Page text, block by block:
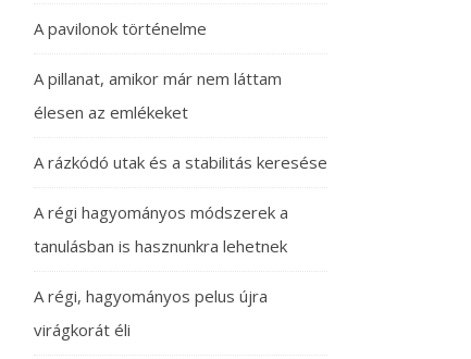
A pavilonok történelme
A pillanat, amikor már nem láttam
élesen az emlékeket
A rázkódó utak és a stabilitás keresése
A régi hagyományos módszerek a
tanulásban is hasznunkra lehetnek
A régi, hagyományos pelus újra
virágkorát éli